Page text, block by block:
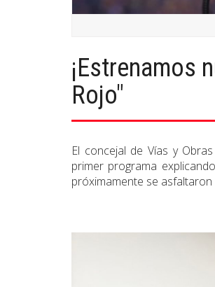
¡Estrenamos
Rojo"
El concejal de Vías y
primer programa
próximamente se asfaltaron